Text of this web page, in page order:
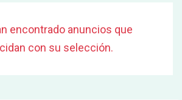
encontrado anuncios que
con su selección.